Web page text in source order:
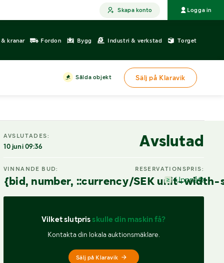
Skapa konto Logga in
kranar Fordon Bygg Industri & verkstad Torget
Sålda objekt Sälj på Klaravik
AVSLUTADES:
10 juni 09:36 Avslutad
VINNANDE BUD:
{bid, number, ::currency/SEK unit-
RESERVATIONSPRIS:
Uppnått
Vilket slutpris skulle din maskin få?
Kontakta din lokala auktionsmäklare.
Sälj på Klaravik